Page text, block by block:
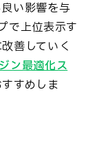
い影響を与
で上位表示す
善していく
ン最適化ス
すめしま